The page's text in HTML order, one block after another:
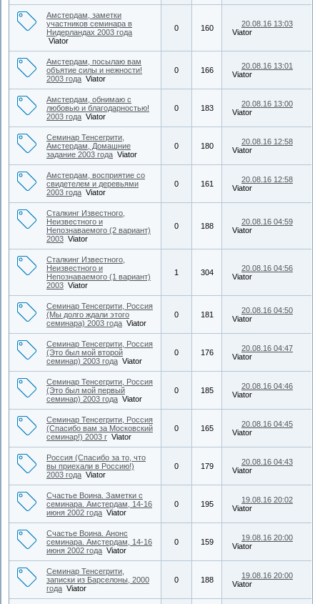
Амстердам, заметки
участников семинара в
Нидерландах 2003 года
Viator
0 160
20.08.16 13:03
Viator
Амстердам, посылаю вам
объятие силы и нежности!
2003 года Viator
0 166
20.08.16 13:01
Viator
Амстердам, обнимаю с
любовью и благодарностью!
2003 года Viator
0 183
20.08.16 13:00
Viator
Семинар Тенсегрити,
Амстердам, Домашние
задание 2003 года Viator
0 180
20.08.16 12:58
Viator
Амстердам, восприятие со
свидетелем и деревьями
2003 года Viator
0 161
20.08.16 12:58
Viator
Сталкинг Известного,
Неизвестного и
Непознаваемого (2 вариант)
2003 Viator
0 188
20.08.16 04:59
Viator
Сталкинг Известного,
Неизвестного и
Непознаваемого (1 вариант)
2003 Viator
1 304
20.08.16 04:56
Viator
Семинар Тенсегрити, Россия
(Мы долго ждали этого
семинара) 2003 года Viator
0 181
20.08.16 04:50
Viator
Семинар Тенсегрити, Россия
(Это был мой второй
семинар) 2003 года Viator
0 176
20.08.16 04:47
Viator
Семинар Тенсегрити, Россия
(Это был мой первый
семинар) 2003 года Viator
0 185
20.08.16 04:46
Viator
Семинар Тенсегрити, Россия
(Спасибо вам за Московский
семинар!) 2003 г Viator
0 165
20.08.16 04:45
Viator
Россия (Спасибо за то, что
вы приехали в Россию!)
2003 года Viator
0 179
20.08.16 04:43
Viator
Счастье Воина. Заметки с
семинара. Амстердам, 14-16
июня 2002 года Viator
0 195
19.08.16 20:02
Viator
Счастье Воина. Анонс
семинара. Амстердам, 14-16
июня 2002 года Viator
0 159
19.08.16 20:00
Viator
Семинар Тенсегрити,
записки из Барселоны, 2000
года Viator
0 188
19.08.16 20:00
Viator